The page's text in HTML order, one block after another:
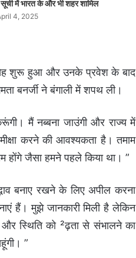
में भारत के और भी शहर शामिल
4, 2025
शुरू हुआ और उनके प्रवेश के बाद
बनर्जी ने बंगाली में शपथ ली।
मैं नब्बना जाउंगी और राज्य में
करने की आवश्यकता है। तमाम
होंगे जैसा हमने पहले किया था। ”
बनाए रखने के लिए अपील करना
हैं। मुझे जानकारी मिली है लेकिन
स्थिति को ²ढ़ता से संभालने का
”